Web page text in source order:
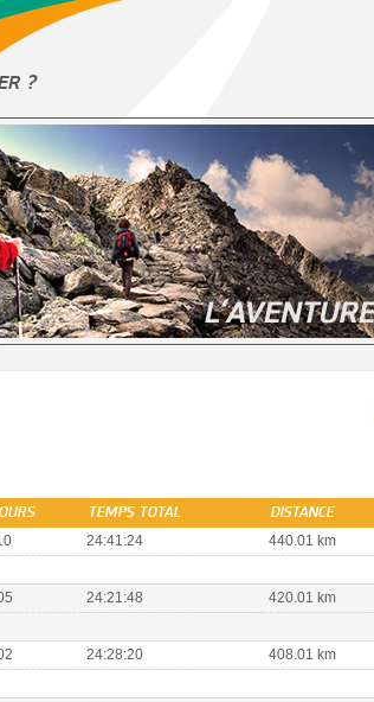
?
TEMPS TOTAL DISTANCE
24:41:24 440.01 km
24:21:48 420.01 km
24:28:20 408.01 km